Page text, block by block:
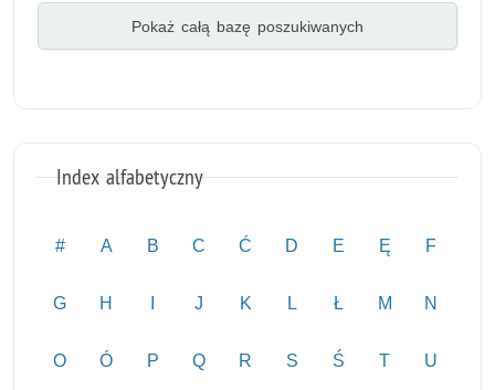
Pokaż całą bazę poszukiwanych
Index alfabetyczny
# A B C Ć D E Ę F
G H J K L Ł M N
O Ó P Q R S Ś T U